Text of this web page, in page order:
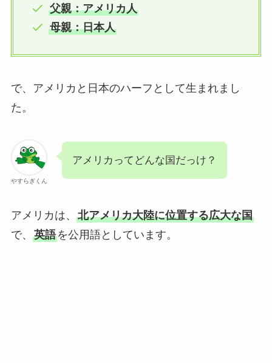
父親：アメリカ人
母親：日本人
で、アメリカと日本のハーフとして生まれまし
た。
やすらぎくん
アメリカってどんな国だっけ？
アメリカは、 北アメリカ大陸に位置する広大な国
で、 英語を公用語としています。